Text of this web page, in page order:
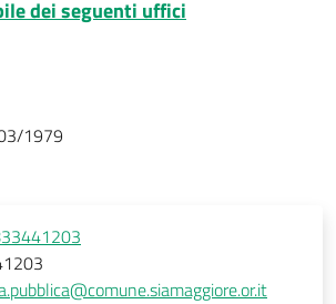
dei seguenti uffici
1979